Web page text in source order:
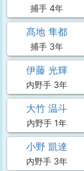
捕手 4年
髙地 隼都
捕手 3年
伊藤 光輝
内野手 3年
大竹 温斗
内野手 1年
小野 凱達
内野手 3年